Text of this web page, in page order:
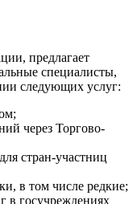
предлагает
специалисты,
следующих услуг:
через Торгово-
стран-участниц
в том числе редкие;
в госучреждениях